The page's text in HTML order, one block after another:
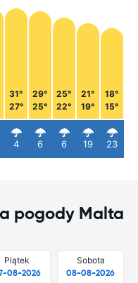
31°
27°
4
29°
25°
6
25°
22°
6
21°
19°
19
18°
15°
23
pogody Malta
Piątek
08-2026
Sobota
08-08-2026